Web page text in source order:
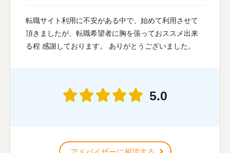
転職サイト利用に不安がある中で、始めて利用させて
頂きましたが、転職希望者に胸を張っておススメ出来
る程 感謝しております。 ありがとうございました。
5.0